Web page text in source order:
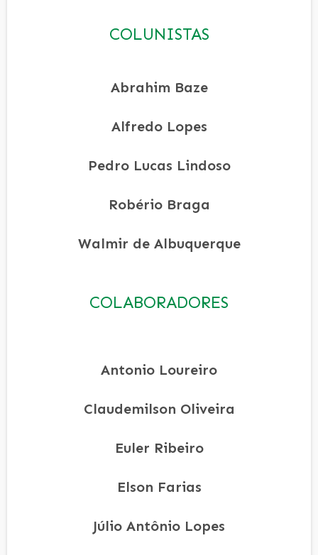
COLUNISTAS
Abrahim Baze
Alfredo Lopes
Pedro Lucas Lindoso
Robério Braga
Walmir de Albuquerque
COLABORADORES
Antonio Loureiro
Claudemilson Oliveira
Euler Ribeiro
Elson Farias
Júlio Antônio Lopes